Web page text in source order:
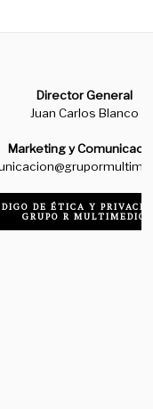
Director General
Juan Carlos Blanco
Marketing y
DE ÉTICA Y
GRUPO R MULTIMEDIO